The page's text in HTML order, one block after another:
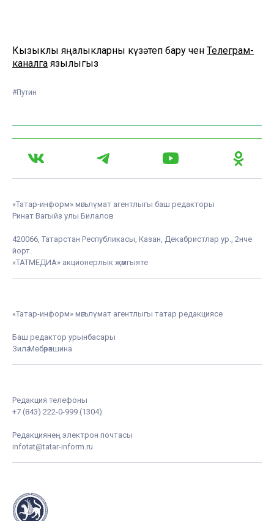
Кызыклы яңалыкларны күзәтеп бару өчен Телеграм-
каналга язылыгыз
#Путин
«Татар-информ» мәгълүмат агентлыгы баш редакторы
Ринат Вагыйз улы Билалов
420066, Татарстан Республикасы, Казан, Декабристлар ур., 2нче
йорт.
«ТАТМЕДИА» акционерлык җәмгыяте
«Татар-информ» мәгълүмат агентлыгы татар редакциясе
Баш редактор урынбасары
Зилә Мөбәрәкшина
Редакция телефоны
+7 (843) 222-0-999 (1304)
Редакциянең электрон почтасы
infotat@tatar-inform.ru